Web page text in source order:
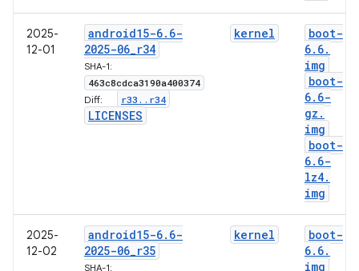
2025-
12-01
android15-6. 6-
2025-06_r34
SHA-1:
463c8cdca3190a400374
Diff: r33 . . r34
LICENSES
kernel
boot-
6. 6.
img
boot-
6. 6-
gz .
img
boot-
6. 6-
lz4.
img
2025-
12-02
android15-6. 6-
2025-06_r35
SHA-1:
kernel
boot-
6. 6.
img